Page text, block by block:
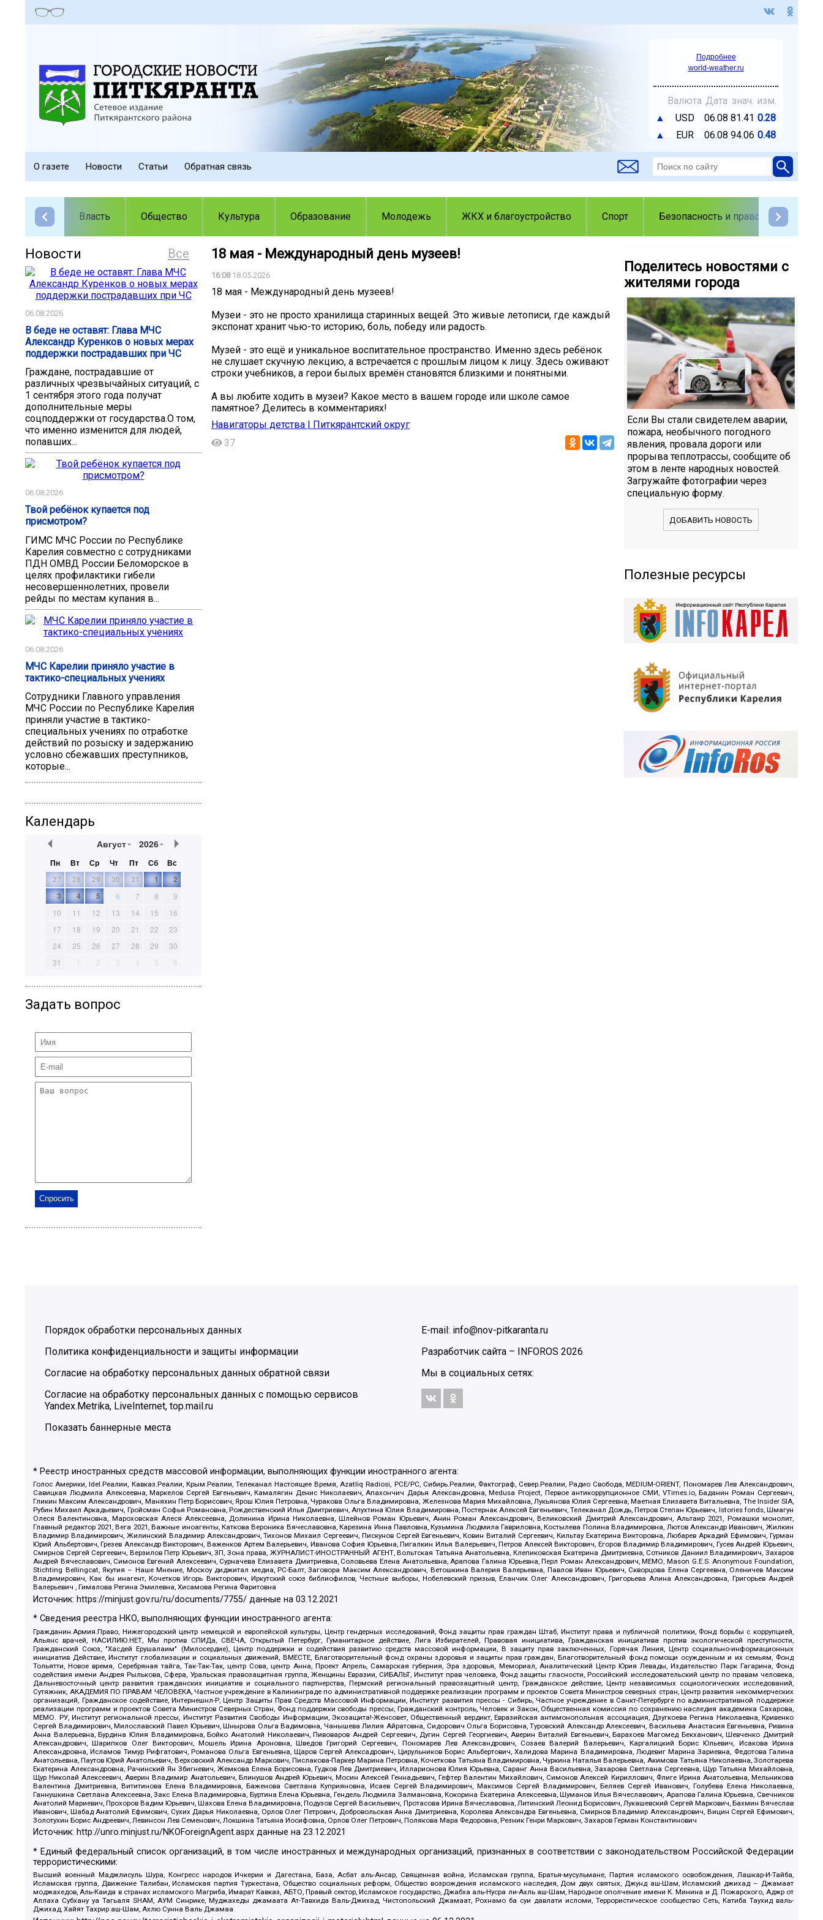
Подробнее
world-weather.ru
Валюта Дата знач. изм.
▲
USD 06.08 81.41 0.28
▲
EUR 06.08 94.06 0.48
О газете Новости Статьи Обратная связь
Власть Общество Культура Образование Молодежь ЖКХ и благоустройство Спорт Безопасность и правопорядок
Все
Новости
06.08.2026
В беде не оставят: Глава МЧС
Александр Куренков о новых мерах
поддержки пострадавших при ЧС
Граждане, пострадавшие от
различных чрезвычайных ситуаций, с
1 сентября этого года получат
дополнительные меры
соцподдержки от государства.О том,
что именно изменится для людей,
попавших...
06.08.2026
Твой ребёнок купается под
присмотром?
ГИМС МЧС России по Республике
Карелия совместно с сотрудниками
ПДН ОМВД России Беломорское в
целях профилактики гибели
несовершеннолетних, провели
рейды по местам купания в...
06.08.2026
МЧС Карелии приняло участие в
тактико-специальных учениях
Сотрудники Главного управления
МЧС России по Республике Карелия
приняли участие в тактико-
специальных учениях по отработке
действий по розыску и задержанию
условно сбежавших преступников,
которые...
Календарь
Август 2026
Пн Вт Ср Чт Пт Сб
Вс
27
28 29 30 31 1
2
3
4 5 6 7 8
9
10
11 12 13 14 15
16
17
18 19 20 21 22
23
24
25 26 27 28 29
30
31
1 2 3 4 5 6
Задать вопрос
18 мая - Международный день музеев!
16:0818.05.2026
18 мая - Международный день музеев!
Музеи - это не просто хранилища старинных вещей. Это живые летописи, где каждый
экспонат хранит чью-то историю, боль, победу или радость.
Музей - это ещё и уникальное воспитательное пространство. Именно здесь ребёнок
не слушает скучную лекцию, а встречается с прошлым лицом к лицу. Здесь оживают
строки учебников, а герои былых времён становятся близкими и понятными.
А вы любите ходить в музеи? Какое место в вашем городе или школе самое
памятное? Делитесь в комментариях!
Навигаторы детства | Питкярантский округ
37
Поделитесь новостями с
жителями города
Если Вы стали свидетелем аварии,
пожара, необычного погодного
явления, провала дороги или
прорыва теплотрассы, сообщите об
этом в ленте народных новостей.
Загружайте фотографии через
специальную форму.
ДОБАВИТЬ НОВОСТЬ
Полезные ресурсы
Порядок обработки персональных данных
Политика конфиденциальности и защиты информации
Согласие на обработку персональных данных обратной связи
Согласие на обработку персональных данных с помощью сервисов
Yandex.Metrika, LiveInternet, top.mail.ru
Показать баннерные места
E-mail: info@nov-pitkaranta.ru
Разработчик сайта – INFOROS 2026
Мы в социальных сетях:
* Реестр иностранных средств массовой информации, выполняющих функции иностранного агента:
Голос Америки, Idel.Реалии, Кавказ.Реалии, Крым.Реалии, Телеканал Настоящее Время, Azatliq Radiosi, PCE/PC, Сибирь.Реалии, Фактограф, Север.Реалии, Радио Свобода, MEDIUM-ORIENT, Пономарев Лев Александрович,
Савицкая Людмила Алексеевна, Маркелов Сергей Евгеньевич, Камалягин Денис Николаевич, Апахончич Дарья Александровна, Medusa Project, Первое антикоррупционное СМИ, VTimes.io, Баданин Роман Сергеевич,
Гликин Максим Александрович, Маняхин Петр Борисович, Ярош Юлия Петровна, Чуракова Ольга Владимировна, Железнова Мария Михайловна, Лукьянова Юлия Сергеевна, Маетная Елизавета Витальевна, The Insider SIA,
Рубин Михаил Аркадьевич, Гройсман Софья Романовна, Рождественский Илья Дмитриевич, Апухтина Юлия Владимировна, Постернак Алексей Евгеньевич, Телеканал Дождь, Петров Степан Юрьевич, Istories fonds, Шмагун
Олеся Валентиновна, Мароховская Алеся Алексеевна, Долинина Ирина Николаевна, Шлейнов Роман Юрьевич, Анин Роман Александрович, Великовский Дмитрий Александрович, Альтаир 2021, Ромашки монолит,
Главный редактор 2021, Вега 2021, Важные иноагенты, Каткова Вероника Вячеславовна, Карезина Инна Павловна, Кузьмина Людмила Гавриловна, Костылева Полина Владимировна, Лютов Александр Иванович, Жилкин
Владимир Владимирович, Жилинский Владимир Александрович, Тихонов Михаил Сергеевич, Пискунов Сергей Евгеньевич, Ковин Виталий Сергеевич, Кильтау Екатерина Викторовна, Любарев Аркадий Ефимович, Гурман
Юрий Альбертович, Грезев Александр Викторович, Важенков Артем Валерьевич, Иванова София Юрьевна, Пигалкин Илья Валерьевич, Петров Алексей Викторович, Егоров Владимир Владимирович, Гусев Андрей Юрьевич,
Смирнов Сергей Сергеевич, Верзилов Петр Юрьевич, ЗП, Зона права, ЖУРНАЛИСТ-ИНОСТРАННЫЙ АГЕНТ, Вольтская Татьяна Анатольевна, Клепиковская Екатерина Дмитриевна, Сотников Даниил Владимирович, Захаров
Андрей Вячеславович, Симонов Евгений Алексеевич, Сурначева Елизавета Дмитриевна, Соловьева Елена Анатольевна, Арапова Галина Юрьевна, Перл Роман Александрович, МЕМО, Mason G.E.S. Anonymous Foundation,
Stichting Bellingcat, Якутия – Наше Мнение, Москоу диджитал медиа, РС-Балт, Заговора Максим Александрович, Ветошкина Валерия Валерьевна, Павлов Иван Юрьевич, Скворцова Елена Сергеевна, Оленичев Максим
Владимирович, Как бы инагент, Кочетков Игорь Викторович, Иркутский союз библиофилов, Честные выборы, Нобелевский призыв, Еланчик Олег Александрович, Григорьева Алина Александровна, Григорьев Андрей
Валерьевич , Гималова Регина Эмилевна, Хисамова Регина Фаритовна
Источник: https://minjust.gov.ru/ru/documents/7755/ данные на03.12.2021
* Сведения реестра НКО, выполняющих функции иностранного агента:
Гражданин.Армия.Право, Нижегородский центр немецкой и европейской культуры, Центр гендерных исследований, Фонд защиты прав граждан Штаб, Институт права и публичной политики, Фонд борьбы с коррупцией,
Альянс врачей, НАСИЛИЮ.НЕТ, Мы против СПИДа, СВЕЧА, Открытый Петербург, Гуманитарное действие, Лига Избирателей, Правовая инициатива, Гражданская инициатива против экологической преступности,
Гражданский Союз, "Хасдей Ерушалаим" (Милосердие), Центр поддержки и содействия развитию средств массовой информации, В защиту прав заключенных, Горячая Линия, Центр социально-информационных
инициатив Действие, Институт глобализации и социальных движений, ВМЕСТЕ, Благотворительный фонд охраны здоровья и защиты прав граждан, Благотворительный фонд помощи осужденным и их семьям, Фонд
Тольятти, Новое время, Серебряная тайга, Так-Так-Так, центр Сова, центр Анна, Проект Апрель, Самарская губерния, Эра здоровья, Мемориал, Аналитический Центр Юрия Левады, Издательство Парк Гагарина, Фонд
содействия имени Андрея Рылькова, Сфера, Уральская правозащитная группа, Женщины Евразии, СИБАЛЬТ, Институт прав человека, Фонд защиты гласности, Российский исследовательский центр по правам человека,
Дальневосточный центр развития гражданских инициатив и социального партнерства, Пермский региональный правозащитный центр, Гражданское действие, Центр независимых социологических исследований,
Сутяжник, АКАДЕМИЯ ПО ПРАВАМ ЧЕЛОВЕКА, Частное учреждение в Калининграде по административной поддержке реализации программ и проектов Совета Министров северных стран, Центр развития некоммерческих
организаций, Гражданское содействие, Интернешнл-Р, Центр Защиты Прав Средств Массовой Информации, Институт развития прессы - Сибирь, Частное учреждение в Санкт-Петербурге по административной поддержке
реализации программ и проектов Совета Министров Северных Стран, Фонд поддержки свободы прессы, Гражданский контроль, Человек и Закон, Общественная комиссия по сохранению наследия академика Сахарова,
МЕМО. РУ, Институт региональной прессы, Институт Развития Свободы Информации, Экозащита!-Женсовет, Общественный вердикт, Евразийская антимонопольная ассоциация, Дзугкоева Регина Николаевна, Кривенко
Сергей Владимирович, Милославский Павел Юрьевич, Шнырова Ольга Вадимовна, Чанышева Лилия Айратовна, Сидорович Ольга Борисовна, Туровский Александр Алексеевич, Васильева Анастасия Евгеньевна, Ривина
Анна Валерьевна, Бурдина Юлия Владимировна, Бойко Анатолий Николаевич, Пивоваров Андрей Сергеевич, Дугин Сергей Георгиевич, Аверин Виталий Евгеньевич, Барахоев Магомед Бекханович, Шевченко Дмитрий
Александрович, Шарипков Олег Викторович, Мошель Ирина Ароновна, Шведов Григорий Сергеевич, Пономарев Лев Александрович, Созаев Валерий Валерьевич, Каргалицкий Борис Юльевич, Исакова Ирина
Александровна, Исламов Тимур Рифгатович, Романова Ольга Евгеньевна, Щаров Сергей Алексадрович, Цирульников Борис Альбертович, Халидова Марина Владимировна, Людевиг Марина Зариевна, Федотова Галина
Анатольевна, Паутов Юрий Анатольевич, Верховский Александр Маркович, Пислакова-Паркер Марина Петровна, Кочеткова Татьяна Владимировна, Чуркина Наталья Валерьевна, Акимова Татьяна Николаевна, Золотарева
Екатерина Александровна, Рачинский Ян Збигневич, Жемкова Елена Борисовна, Гудков Лев Дмитриевич, Илларионова Юлия Юрьевна, Саранг Анна Васильевна, Захарова Светлана Сергеевна, Щур Татьяна Михайловна,
Щур Николай Алексеевич, Аверин Владимир Анатольевич, Блинушов Андрей Юрьевич, Мосин Алексей Геннадьевич, Гефтер Валентин Михайлович, Симонов Алексей Кириллович, Флиге Ирина Анатольевна, Мельникова
Валентина Дмитриевна, Вититинова Елена Владимировна, Баженова Светлана Куприяновна, Исаев Сергей Владимирович, Максимов Сергей Владимирович, Беляев Сергей Иванович, Голубева Елена Николаевна,
Ганнушкина Светлана Алексеевна, Закс Елена Владимировна, Буртина Елена Юрьевна, Гендель Людмила Залмановна, Кокорина Екатерина Алексеевна, Шуманов Илья Вячеславович, Арапова Галина Юрьевна, Свечников
Анатолий Мариевич, Прохоров Вадим Юрьевич, Шахова Елена Владимировна, Подузов Сергей Васильевич, Протасова Ирина Вячеславовна, Литинский Леонид Борисович, Лукашевский Сергей Маркович, Бахмин Вячеслав
Иванович, Шабад Анатолий Ефимович, Сухих Дарья Николаевна, Орлов Олег Петрович, Добровольская Анна Дмитриевна, Королева Александра Евгеньевна, Смирнов Владимир Александрович, Вицин Сергей Ефимович,
Золотухин Борис Андреевич, Левинсон Лев Семенович, Локшина Татьяна Иосифовна, Орлов Олег Петрович, Полякова Мара Федоровна, Резник Генри Маркович, Захаров Герман Константинович
Источник: http://unro.minjust.ru/NKOForeignAgent.aspx данные на23.12.2021
* Единый федеральный список организаций, в том числе иностранных и международных организаций, признанных в соответствии с законодательством Российской Федерации
террористическими:
Высший военный Маджлисуль Шура, Конгресс народов Ичкерии и Дагестана, База, Асбат аль-Ансар, Священная война, Исламская группа, Братья-мусульмане, Партия исламского освобождения, Лашкар-И-Тайба,
Исламская группа, Движение Талибан, Исламская партия Туркестана, Общество социальных реформ, Общество возрождения исламского наследия, Дом двух святых, Джунд аш-Шам, Исламский джихад – Джамаат
моджахедов, Аль-Каида в странах исламского Магриба, Имарат Кавказ, АБТО, Правый сектор, Исламское государство, Джабха аль-Нусра ли-Ахль аш-Шам, Народное ополчение имени К. Минина и Д. Пожарского, Аджр от
Аллаха Субхану уа Тагьаля SHAM, АУМ Синрике, Муджахеды джамаата Ат-Тавхида Валь-Джихад, Чистопольский Джамаат, Рохнамо ба суи давлати исломи, Террористическое сообщество Сеть, Катиба Таухид валь-
Джихад, Хайят Тахрир аш-Шам, Ахлю Сунна Валь Джамаа